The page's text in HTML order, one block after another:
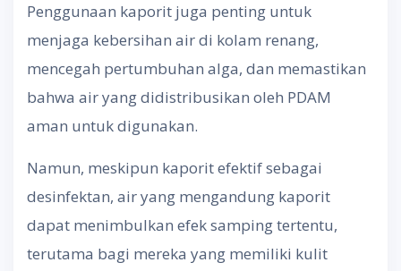
Penggunaan kaporit juga penting untuk
menjaga kebersihan air di kolam renang,
mencegah pertumbuhan alga, dan memastikan
bahwa air yang didistribusikan oleh PDAM
aman untuk digunakan.
Namun, meskipun kaporit efektif sebagai
desinfektan, air yang mengandung kaporit
dapat menimbulkan efek samping tertentu,
terutama bagi mereka yang memiliki kulit